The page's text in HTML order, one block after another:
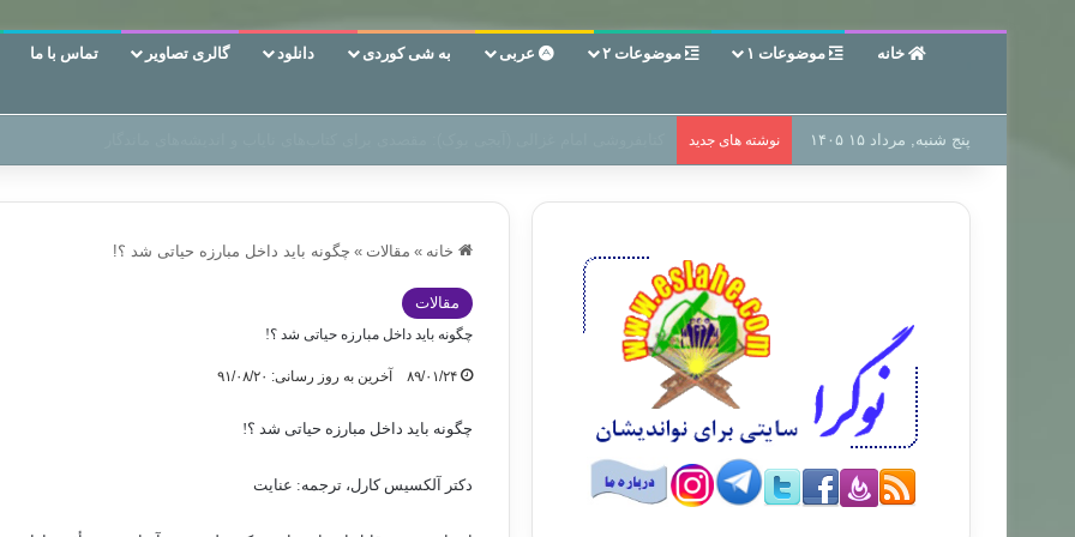
خانه موضوعات ۱ موضوعات ۲ عربی به شی کوردی دانلود گالری تصاویر تماس با ما
پنج شنبه, مرداد ۱۵ ۱۴۰۵ نوشته های جدید
خانه » مقالات » چگونه باید داخل مبارزه حیاتی شد ؟!
مقالات
چگونه باید داخل مبارزه حیاتی شد ؟!
۸۹/۰۱/۲۴ آخرین به روز رسانی: ۹۱/۰۸/۲۰
چگونه باید داخل مبارزه حیاتی شد ؟!
دكتر آلكسيس كارل، ترجمه: عنايت